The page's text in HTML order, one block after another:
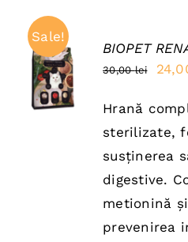
Sale!
ADAUGĂ
ÎN COȘ
/
DETAILS
BIOPET
30,00lei
a
fost:
Hrană
sterilizate,
susținerea
digestive.
metionină
prevenirea